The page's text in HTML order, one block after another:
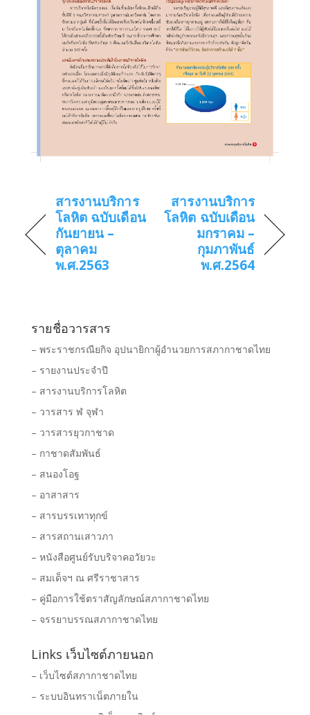
สารงานบริการ
โลหิต ฉบับเดือน
กันยายน –
ตุลาคม
พ.ศ.2563
สารงานบริการ
โลหิต ฉบับเดือน
มกราคม –
กุมภาพันธ์
พ.ศ.2564
รายชื่อวารสาร
– พระราชกรณียกิจ อุปนายิกาผู้อำนวยการสภากาชาดไทย
– รายงานประจำปี
– สารงานบริการโลหิต
– วารสาร ฬ จุฬา
– วารสารยุวกาชาด
– กาชาดสัมพันธ์
– สนองโอฐ
– อาสาสาร
– สารบรรเทาทุกข์
– สารสถานเสาวภา
– หนังสือศูนย์รับบริจาคอวัยวะ
– สมเด็จฯ ณ ศรีราชาสาร
– คู่มือการใช้ตราสัญลักษณ์สภากาชาดไทย
– จรรยาบรรณสภากาชาดไทย
Links เว็บไซต์ภายนอก
– เว็บไซต์สภากาชาดไทย
– ระบบอินทราเน็ตภายใน